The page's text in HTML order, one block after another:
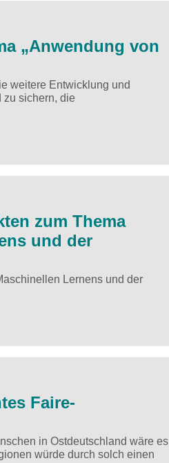
„Anwendung von
weitere Entwicklung und
zu sichern, die
zum Thema
und der
Lernens und der
Faire-
in Ostdeutschland wäre es
würde durch solch einen